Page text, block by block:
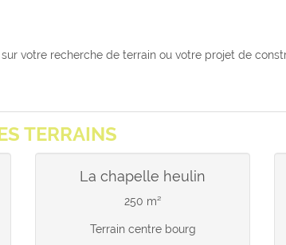
votre recherche de terrain ou votre projet de
TERRAINS
la chapelle heulin
250 m²
Terrain centre bourg